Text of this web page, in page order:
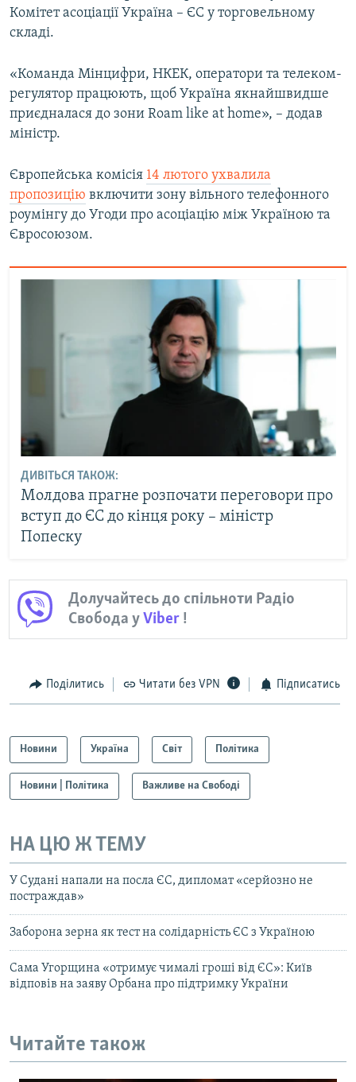
Комітет асоціації Україна – ЄС у торговельному
складі.
«Команда Мінцифри, НКЕК, оператори та телеком-
регулятор працюють, щоб Україна якнайшвидше
приєдналася до зони Roam like at home», – додав
міністр.
Європейська комісія 14 лютого ухвалила
пропозицію включити зону вільного телефонного
роумінгу до Угоди про асоціацію між Україною та
Євросоюзом.
ДИВІТЬСЯ ТАКОЖ:
Молдова прагне розпочати переговори про
вступ до ЄС до кінця року – міністр
Попеску
Долучайтесь до спільноти Радіо
Свобода уViber !
Поділитись Читати без VPN Підписатись
Новини Україна Світ Політика
Новини | Політика Важливе на Свободі
НА ЦЮ Ж ТЕМУ
У Судані напали на посла ЄС, дипломат «серйозно не
постраждав»
Заборона зерна як тест на солідарність ЄС з Україною
Сама Угорщина «отримує чималі гроші від ЄС»: Київ
відповів на заяву Орбана про підтримку України
Читайте також